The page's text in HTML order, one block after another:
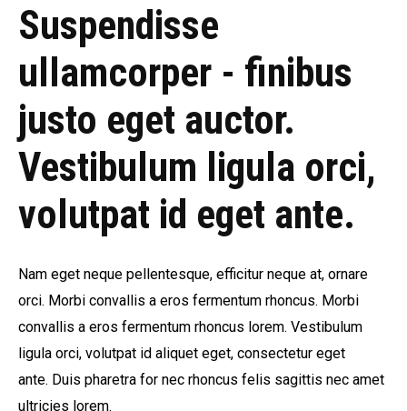
Suspendisse
ullamcorper - finibus
justo eget auctor.
Vestibulum ligula orci,
volutpat id eget ante.
Nam eget neque pellentesque, efficitur neque at, ornare
orci. Morbi convallis a eros fermentum rhoncus. Morbi
convallis a eros fermentum rhoncus lorem. Vestibulum
ligula orci, volutpat id aliquet eget, consectetur eget
ante. Duis pharetra for nec rhoncus felis sagittis nec amet
ultricies lorem.